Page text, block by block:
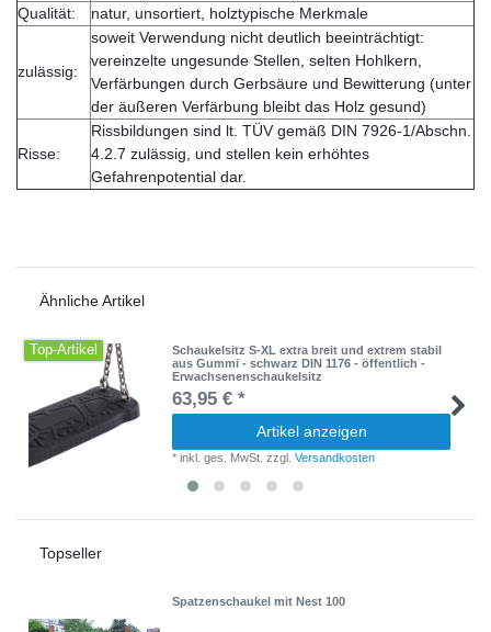
Qualität:
natur, unsortiert, holztypische Merkmale
zulässig:
soweit Verwendung nicht deutlich beeinträchtigt:
vereinzelte ungesunde Stellen, selten Hohlkern,
Verfärbungen durch Gerbsäure und Bewitterung (unter
der äußeren Verfärbung bleibt das Holz gesund)
Risse:
Rissbildungen sind lt. TÜV gemäß DIN 7926-1/Abschn.
4.2.7 zulässig, und stellen kein erhöhtes
Gefahrenpotential dar.
Ähnliche Artikel
Top-Artikel
Schaukelsitz S-XL extra breit und extrem stabil
aus Gummi - schwarz DIN 1176 - öffentlich -
Erwachsenenschaukelsitz
63,95 € *
Artikel anzeigen
*inkl. ges. MwSt. zzgl.Versandkosten
Topseller
Spatzenschaukel mit Nest 100